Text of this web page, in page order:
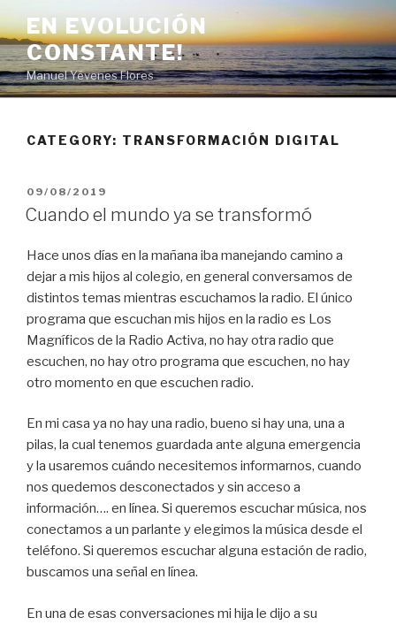
to
content
EN EVOLUCIÓN
CONSTANTE!
Manuel Yévenes Flores
CATEGORY: TRANSFORMACIÓN DIGITAL
POSTED
ON
09/08/2019
Cuando el mundo ya se transformó
Hace unos días en la mañana iba manejando camino a
dejar a mis hijos al colegio, en general conversamos de
distintos temas mientras escuchamos la radio. El único
programa que escuchan mis hijos en la radio es Los
Magníficos de la Radio Activa, no hay otra radio que
escuchen, no hay otro programa que escuchen, no hay
otro momento en que escuchen radio.
En mi casa ya no hay una radio, bueno si hay una, una a
pilas, la cual tenemos guardada ante alguna emergencia
y la usaremos cuándo necesitemos informarnos, cuando
nos quedemos desconectados y sin acceso a
información…. en línea. Si queremos escuchar música, nos
conectamos a un parlante y elegimos la música desde el
teléfono. Si queremos escuchar alguna estación de radio,
buscamos una señal en línea.
En una de esas conversaciones mi hija le dijo a su